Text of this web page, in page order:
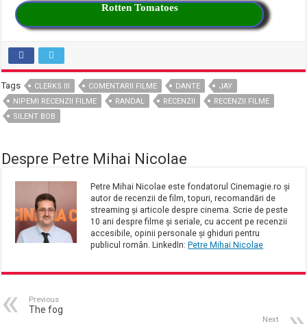
Rotten Tomatoes
Tags CLERKS III COMENTARII FILME DANTE
JAY
NIPEMI RECENZII FILME
RANDAL RECENZII
RECENZII FILME
SILENT BOB
Despre Petre Mihai Nicolae
Petre Mihai Nicolae este fondatorul Cinemagie.ro și
autor de recenzii de film, topuri, recomandări de
streaming și articole despre cinema. Scrie de peste
10 ani despre filme și seriale, cu accent pe recenzii
accesibile, opinii personale și ghiduri pentru
publicul român. LinkedIn: Petre Mihai Nicolae
Previous
The fog
Next